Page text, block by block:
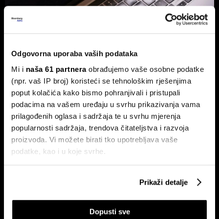
Odgovorna uporaba vaših podataka
Mi i naša 61 partneraobrađujemo vaše osobne podatke
(npr. vaš IP broj) koristeći se tehnološkim rješenjima
poput kolačića kako bismo pohranjivali i pristupali
podacima na vašem uređaju u svrhu prikazivanja vama
prilagođenih oglasa i sadržaja te u svrhu mjerenja
popularnosti sadržaja, trendova čitateljstva i razvoja
proizvoda. Vi možete birati tko upotrebljava vaše
podatke, kao i u koje svrhe.
Prikupljati podatke o vašoj geografskoj lokaciji,
koji mogu biti precizni do radijusa od nekoliko metara
Prepoznati vaš uređaj tako što ćemo aktivno
Prikaži detalje
Dopusti sve
globalna, ali biznis je lokalan
Za partnere nije ključno samo tehničko znanje, već
stvaranje mjerljivog poslovnog rezultata.
problemi - i rješenja
Od nekretnina do AI-ja: Uspon
nove klase Xijevih 'štrebera' koji